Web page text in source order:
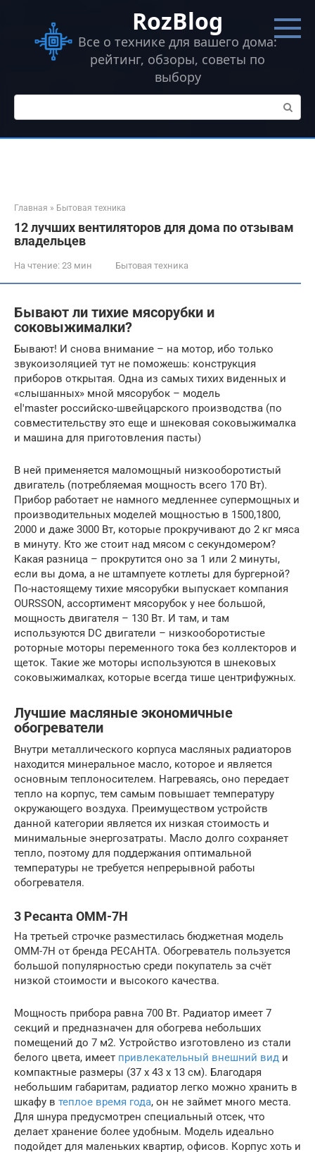
контенту
RozBlog
Все о технике для вашего дома:
рейтинг, обзоры, советы по
выбору
Поиск:
Главная » Бытовая техника
12 лучших вентиляторов для дома по отзывам
владельцев
На чтение: 23 мин Бытовая техника
Бывают ли тихие мясорубки и
соковыжималки?
Бывают! И снова внимание – на мотор, ибо только
звукоизоляцией тут не поможешь: конструкция
приборов открытая. Одна из самых тихих виденных и
«слышанных» мной мясорубок – модель
el′master российско-швейцарского производства (по
совместительству это еще и шнековая соковыжималка
и машина для приготовления пасты)
В ней применяется маломощный низкооборотистый
двигатель (потребляемая мощность всего 170 Вт).
Прибор работает не намного медленнее супермощных и
производительных моделей мощностью в 1500,1800,
2000 и даже 3000 Вт, которые прокручивают до 2 кг мяса
в минуту. Кто же стоит над мясом с секундомером?
Какая разница – прокрутится оно за 1 или 2 минуты,
если вы дома, а не штампуете котлеты для бургерной?
По-настоящему тихие мясорубки выпускает компания
OURSSON, ассортимент мясорубок у нее большой,
мощность двигателя – 130 Вт. И там, и там
используются DC двигатели – низкооборотистые
роторные моторы переменного тока без коллекторов и
щеток. Такие же моторы используются в шнековых
соковыжималках, которые всегда тише центрифужных.
Лучшие масляные экономичные
обогреватели
Внутри металлического корпуса масляных радиаторов
находится минеральное масло, которое и является
основным теплоносителем. Нагреваясь, оно передает
тепло на корпус, тем самым повышает температуру
окружающего воздуха. Преимуществом устройств
данной категории является их низкая стоимость и
минимальные энергозатраты. Масло долго сохраняет
тепло, поэтому для поддержания оптимальной
температуры не требуется непрерывной работы
обогревателя.
3 Ресанта ОММ-7Н
На третьей строчке разместилась бюджетная модель
ОММ-7Н от бренда РЕСАНТА. Обогреватель пользуется
большой популярностью среди покупатель за счёт
низкой стоимости и высокого качества.
Мощность прибора равна 700 Вт. Радиатор имеет 7
секций и предназначен для обогрева небольших
помещений до 7 м2. Устройство изготовлено из стали
белого цвета, имеет привлекательный внешний вид и
компактные размеры (37 х 43 х 13 см). Благодаря
небольшим габаритам, радиатор легко можно хранить в
шкафу в теплое время года, он не займет много места.
Для шнура предусмотрен специальный отсек, что
делает хранение более удобным. Модель идеально
подойдет для маленьких квартир, офисов. Корпус хоть и